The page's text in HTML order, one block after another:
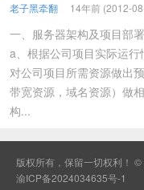
老子黑牵翻 14年前 (2012-
一、服务器架构及项目部
a、根据公司项目实际运行
对公司项目所需资源做出
带宽资源，域名资源）做
构...
版权所有，保留一切权利！
渝ICP备2024034635号-1